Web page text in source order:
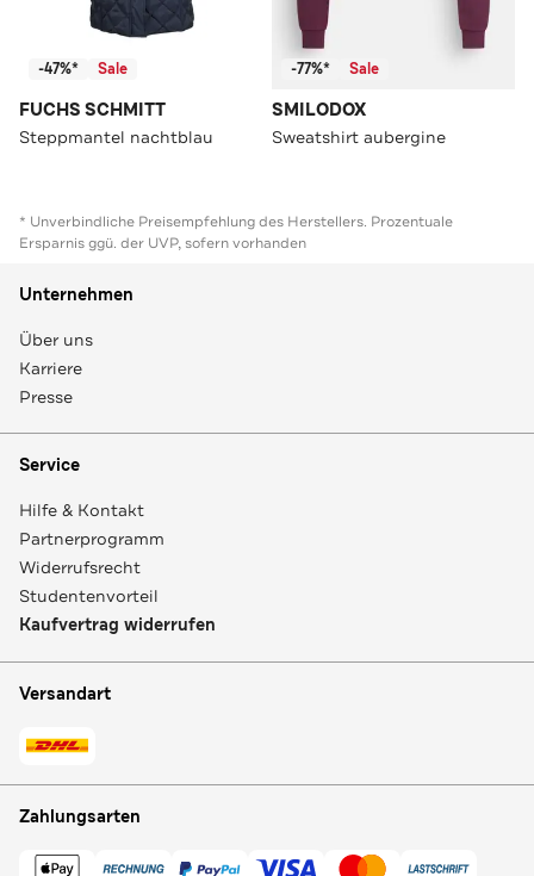
-47%* Sale
FUCHS SCHMITT
Steppmantel nachtblau
-77%* Sale
SMILODOX
Sweatshirt aubergine
* Unverbindliche Preisempfehlung des Herstellers. Prozentuale
Ersparnis ggü. der UVP, sofern vorhanden
Unternehmen
Über uns
Karriere
Presse
Service
Hilfe & Kontakt
Partnerprogramm
Widerrufsrecht
Studentenvorteil
Kaufvertrag widerrufen
Versandart
Zahlungsarten